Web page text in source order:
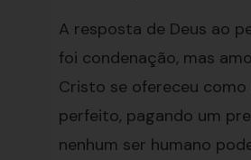
A resposta de Deus ao
foi condenação, mas
Cristo se ofereceu
perfeito, pagando um
nenhum ser humano